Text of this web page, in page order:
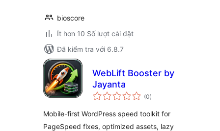
bioscore
Ít hơn 10 Số lượt cài đặt
Đã kiểm tra với 6.8.7
WebLift Booster by
Jayanta
(0tổng
đánh
)
Mobile-first WordPress speed toolkit for
PageSpeed fixes, optimized assets, lazy